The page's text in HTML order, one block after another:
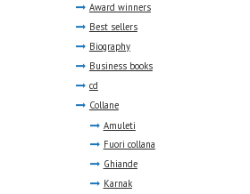
Award winners
Best sellers
Biography
Business books
cd
Collane
Amuleti
Fuori collana
Ghiande
Karnak